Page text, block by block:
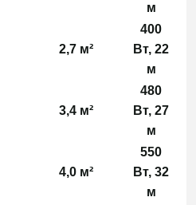
м
2,7 м²
400
Вт, 22
м
3,4 м²
480
Вт, 27
м
4,0 м²
550
Вт, 32
м